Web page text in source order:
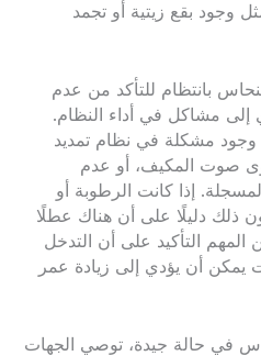
وجود بقع زيتية أو تجمد
بانتظام للتأكد من عدم
إلى مشاكل في أداء النظام.
وجود مشكلة في نظام تمديد
صوت المكيف، أو عدم
إذا كانت الرطوبة أو
ذلك دليلًا على أن هناك عطلًا
التأكيد على أن التدخل
يمكن أن يؤدي إلى زيادة عمر
في حالة جيدة، توصي الجهات